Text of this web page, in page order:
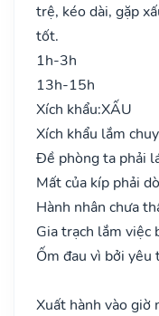
trệ, kéo dài, gặp
tốt.
1h-3h
13h-15h
Xích khẩu:XẤU
Xích khẩu lắm
Đề phòng ta phải
Mất của kíp phải
Hành nhân chưa
Gia trạch lắm việc
Ốm đau vì bởi
Xuất hành vào giờ